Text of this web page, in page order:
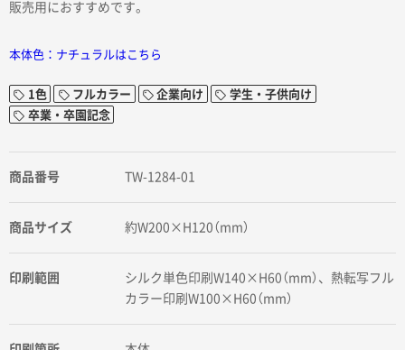
販売用におすすめです。
本体色：ナチュラルはこちら
1色 フルカラー 企業向け
学生・子供向け
卒業・卒園記念
商品番号 TW-1284-01
商品サイズ 約W200×H120（mm）
印刷範囲
シルク単色印刷W140×H60（mm）、熱転写フル
カラー印刷W100×H60（mm）